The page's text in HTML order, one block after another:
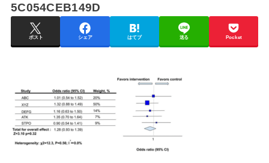
5C054CEB149D
ポスト シェア はてブ 送る Pocket